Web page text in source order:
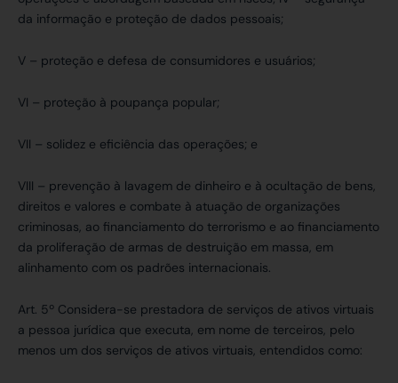
da informação e proteção de dados pessoais;
V – proteção e defesa de consumidores e usuários;
VI – proteção à poupança popular;
VII – solidez e eficiência das operações; e
VIII – prevenção à lavagem de dinheiro e à ocultação de bens,
direitos e valores e combate à atuação de organizações
criminosas, ao financiamento do terrorismo e ao financiamento
da proliferação de armas de destruição em massa, em
alinhamento com os padrões internacionais.
Art. 5º Considera-se prestadora de serviços de ativos virtuais
a pessoa jurídica que executa, em nome de terceiros, pelo
menos um dos serviços de ativos virtuais, entendidos como: